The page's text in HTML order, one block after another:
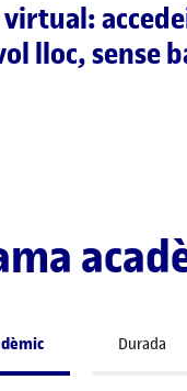
virtual:
lloc, sense
Durada